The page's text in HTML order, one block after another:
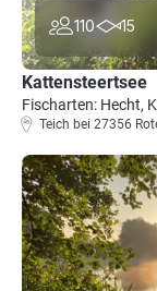
110 15
Kattensteertsee
Fischarten: Hecht,
Teich bei 27356